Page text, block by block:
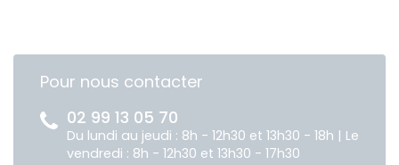
Pour nous contacter
02 99 13 05 70
Du lundi au jeudi : 8h - 12h30 et 13h30 - 18h | Le
vendredi : 8h - 12h30 et 13h30 - 17h30